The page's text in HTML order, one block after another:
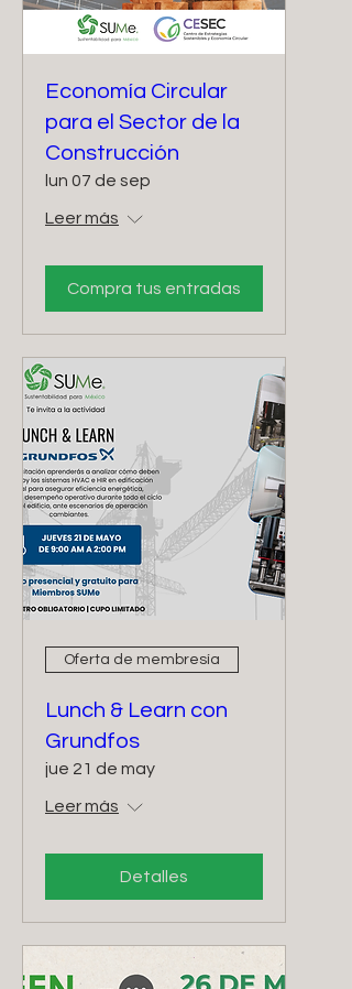
Economía Circular
para el Sector de la
Construcción
lun 07 de sep
Leer más
Compra tus entradas
Oferta de membresía
Lunch & Learn con
Grundfos
jue 21 de may
Leer más
Detalles